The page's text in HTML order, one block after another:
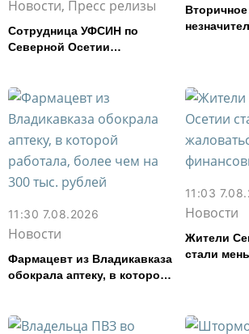
Новости, Пресс релизы
Сотрудница УФСИН по
Северной Осетии
смыслов»
11:30 7.08.2026
Новости
Фармацевт из Владикавказа
обокрала аптеку, в которой
11:03
Новости
Жители
стали